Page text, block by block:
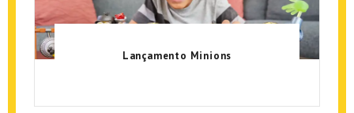
Lançamento Minions